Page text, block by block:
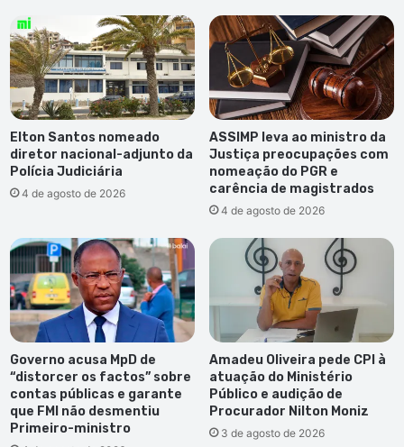
Elton Santos nomeado
diretor nacional-adjunto da
Polícia Judiciária
4 de agosto de 2026
ASSIMP leva ao ministro da
Justiça preocupações com
nomeação do PGR e
carência de magistrados
4 de agosto de 2026
Governo acusa MpD de
“distorcer os factos” sobre
contas públicas e garante
que FMI não desmentiu
Primeiro-ministro
Amadeu Oliveira pede CPI à
atuação do Ministério
Público e audição de
Procurador Nilton Moniz
3 de agosto de 2026